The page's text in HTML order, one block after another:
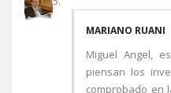
MARIANO RUANI
Miguel Angel,
piensan los
comprobado en